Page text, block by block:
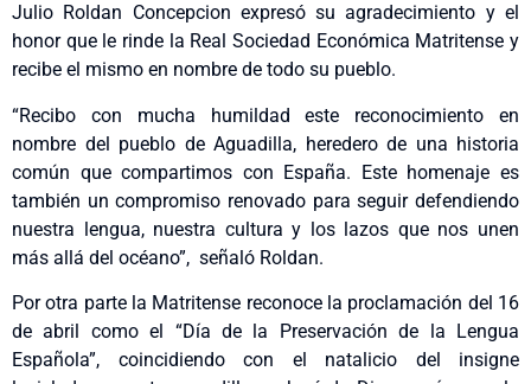
Julio Roldan Concepcion expresó su agradecimiento y el
honor que le rinde la Real Sociedad Económica Matritense y
recibe el mismo en nombre de todo su pueblo.
“Recibo con mucha humildad este reconocimiento en
nombre del pueblo de Aguadilla, heredero de una historia
común que compartimos con España. Este homenaje es
también un compromiso renovado para seguir defendiendo
nuestra lengua, nuestra cultura y los lazos que nos unen
más allá del océano”, señaló Roldan.
Por otra parte la Matritense reconoce la proclamación del 16
de abril como el “Día de la Preservación de la Lengua
Española”, coincidiendo con el natalicio del insigne